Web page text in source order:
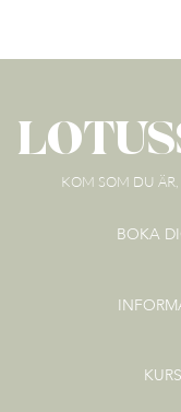
KOM SOM DU ÄR,
BOKA